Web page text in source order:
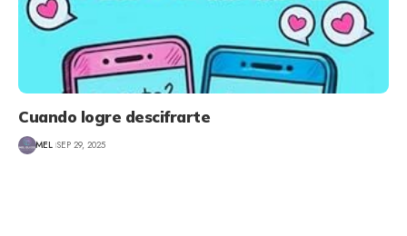
Cuando logre descifrarte
MEL SEP 29, 2025